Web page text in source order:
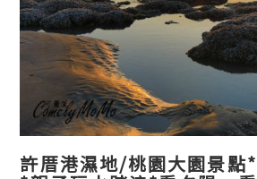
許厝港濕地/桃園大園景點